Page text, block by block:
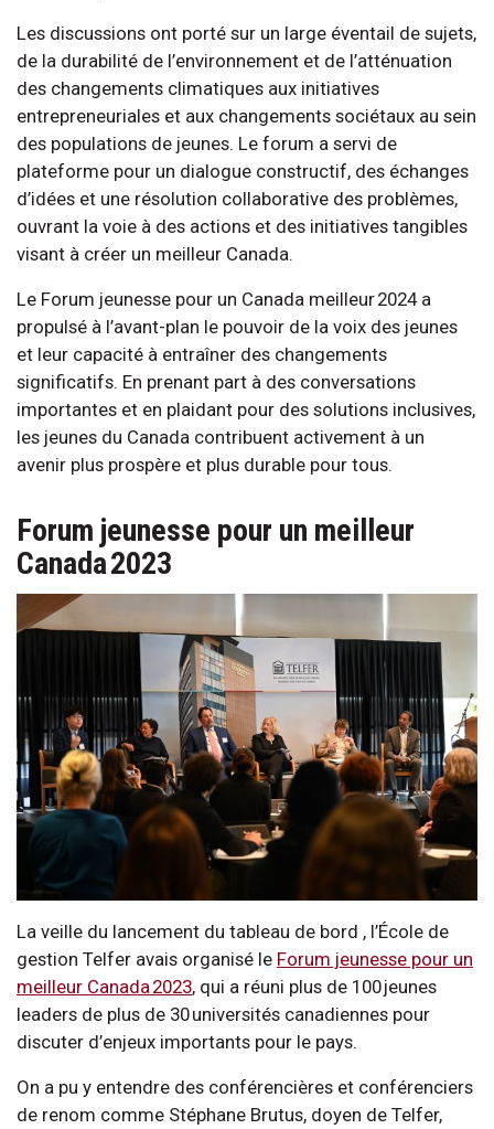
Les discussions ont porté sur un large éventail de sujets,
de la durabilité de l’environnement et de l’atténuation
des changements climatiques aux initiatives
entrepreneuriales et aux changements sociétaux au sein
des populations de jeunes. Le forum a servi de
plateforme pour un dialogue constructif, des échanges
d’idées et une résolution collaborative des problèmes,
ouvrant la voie à des actions et des initiatives tangibles
visant à créer un meilleur Canada.
Le Forum jeunesse pour un Canada meilleur 2024 a
propulsé à l’avant-plan le pouvoir de la voix des jeunes
et leur capacité à entraîner des changements
significatifs. En prenant part à des conversations
importantes et en plaidant pour des solutions inclusives,
les jeunes du Canada contribuent activement à un
avenir plus prospère et plus durable pour tous.
Forum jeunesse pour un meilleur
Canada 2023
La veille du lancement du tableau de bord , l’École de
gestion Telfer avais organisé le Forum jeunesse pour un
meilleur Canada 2023, qui a réuni plus de 100 jeunes
leaders de plus de 30 universités canadiennes pour
discuter d’enjeux importants pour le pays.
On a pu y entendre des conférencières et conférenciers
de renom comme Stéphane Brutus, doyen de Telfer,